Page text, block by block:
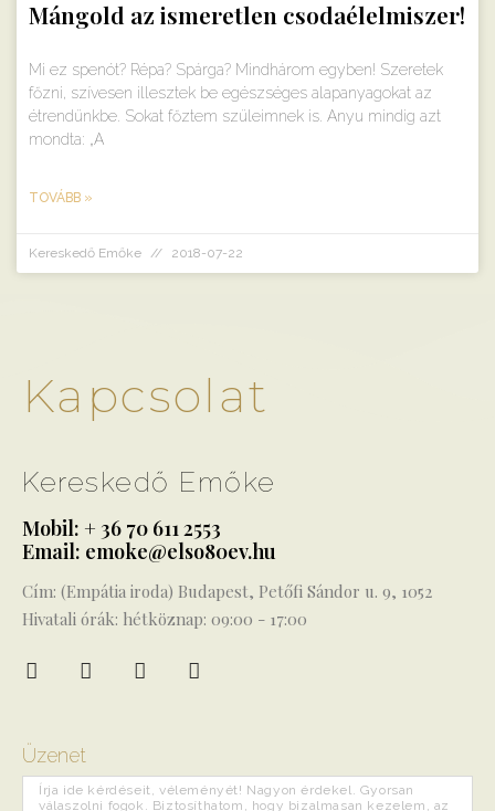
Mángold az ismeretlen csodaélelmiszer!
Mi ez spenót? Répa? Spárga? Mindhárom egyben! Szeretek
főzni, szívesen illesztek be egészséges alapanyagokat az
étrendünkbe. Sokat főztem szüleimnek is. Anyu mindig azt
mondta: „A
TOVÁBB »
Kereskedő Emőke 2018-07-22
Kapcsolat
Kereskedő Emőke
Mobil: + 36 70 611 2553
Email: emoke@elso80ev.hu
Cím: (Empátia iroda) Budapest, Petőfi Sándor u. 9, 1052
Hivatali órák: hétköznap: 09:00 - 17:00
Üzenet